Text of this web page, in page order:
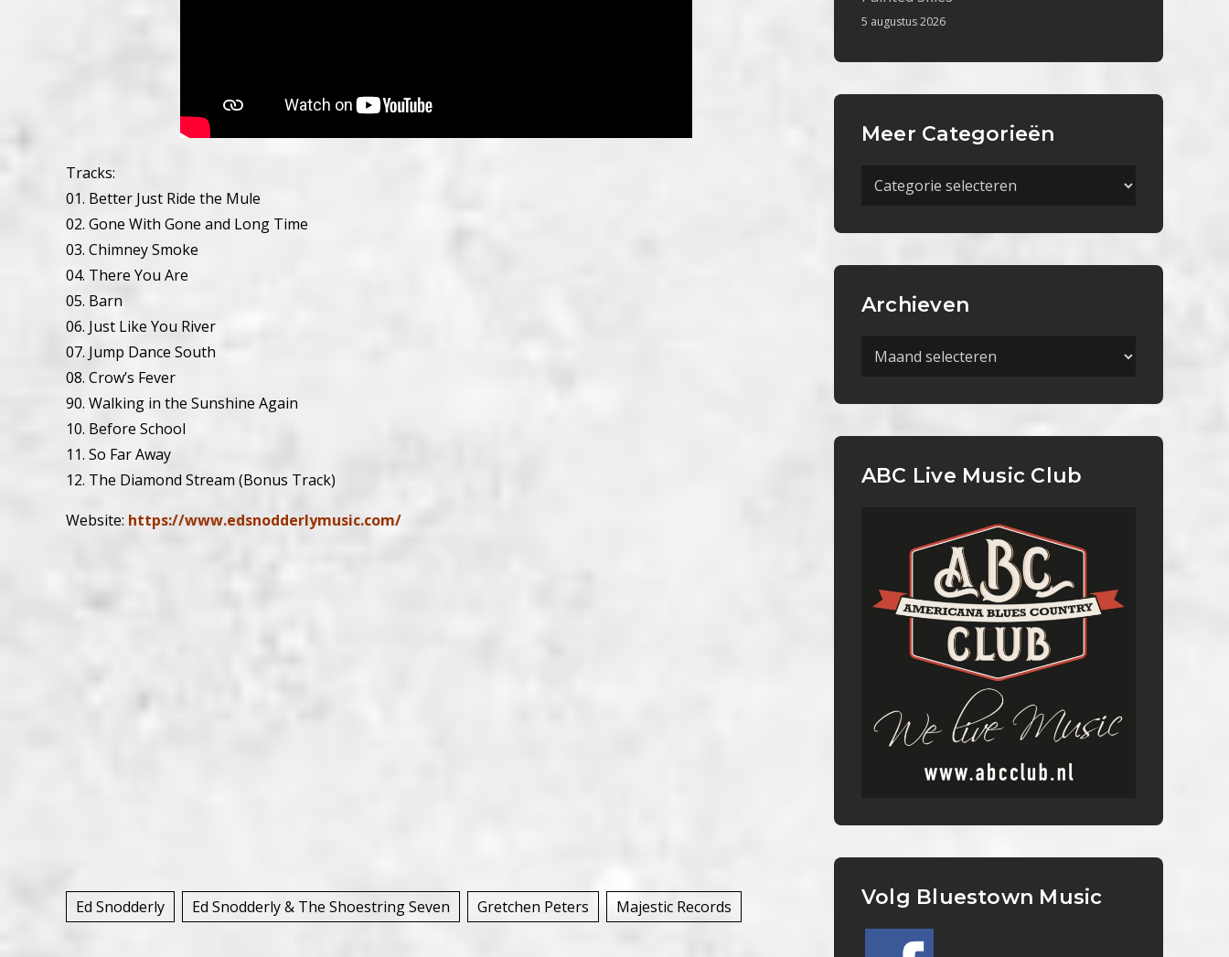
Tracks:
01. Better Just Ride the Mule
02. Gone With Gone and Long Time
03. Chimney Smoke
04. There You Are
05. Barn
06. Just Like You River
07. Jump Dance South
08. Crow’s Fever
90. Walking in the Sunshine Again
10. Before School
11. So Far Away
12. The Diamond Stream (Bonus Track)
Website: https://www.edsnodderlymusic.com/
Ed Snodderly Ed Snodderly & The Shoestring Seven Gretchen Peters Majestic Records
5 augustus 2026
Meer Categorieën
Meer
Archieven
Archieven
ABC Live Music Club
Volg Bluestown Music